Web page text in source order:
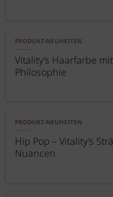
PRODUKT-NEUHEITEN
Vitality‘s Haarfarbe
Philosophie
PRODUKT-NEUHEITEN
Hip Pop – Vitality‘s
Nuancen